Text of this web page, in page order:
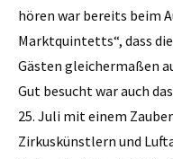
hören war bereits beim
Marktquintetts“, dass
Gästen gleichermaßen
Gut besucht war auch
25. Juli mit einem
Zirkuskünstlern und